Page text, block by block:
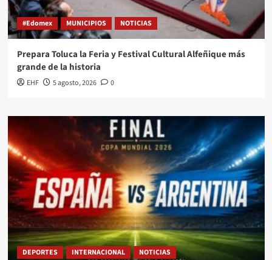
#Edomex MUNICIPIOS NOTICIAS
Prepara Toluca la Feria y Festival Cultural Alfeñique más
grande de la historia
EHF 5 agosto, 2026 0
DEPORTES INTERNACIONAL NOTICIAS